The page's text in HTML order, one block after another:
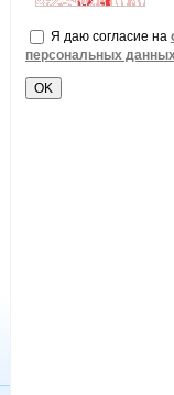
Я даю согласие на
персональных